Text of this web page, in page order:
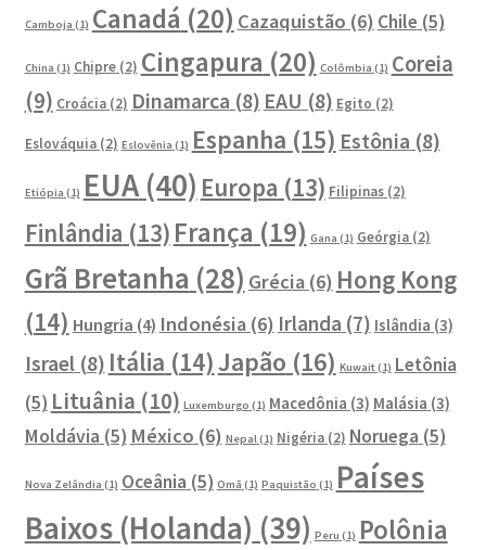
Camboja (1) Canadá (20) Cazaquistão (6) Chile (5)
China (1) Chipre(2) Cingapura (20) Colômbia (1) Coreia
(9) Croácia(2) Dinamarca (8) EAU (8) Egito (2)
Eslováquia(2) Eslovênia (1) Espanha (15) Estônia (8)
Etiópia (1) EUA(40) Europa (13) Filipinas(2)
Finlândia (13) França (19) Gana (1) Geórgia(2)
Grã Bretanha (28) Grécia(6) Hong Kong
(14) Hungria (4) Indonésia(6) Irlanda (7) Islândia (3)
Israel(8) Itália (14)Japão (16) Kuwait(1) Letônia
(5) Lituânia (10) Luxemburgo (1) Macedônia (3) Malásia (3)
Moldávia (5) México (6) Nepal(1) Nigéria(2) Noruega (5)
Nova Zelândia (1) Oceânia (5) Omã (1) Paquistão (1) Países
Baixos (Holanda) (39) Peru (1) Polônia